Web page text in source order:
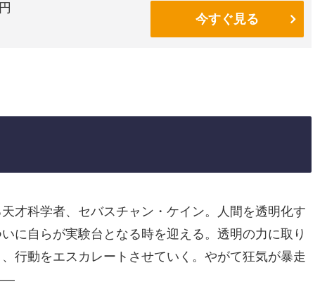
今すぐ見る
才科学者、セバスチャン・ケイン。人間を透明化す
に自らが実験台となる時を迎える。透明の力に取り
行動をエスカレートさせていく。やがて狂気が暴走